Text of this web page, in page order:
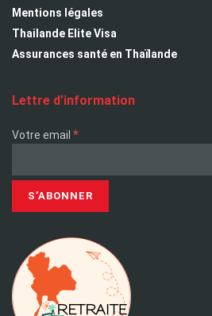
Mentions légales
Thailande Elite Visa
Assurances santé en Thaïlande
Lettre d’information
Votre email *